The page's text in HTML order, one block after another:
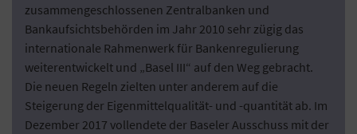
zusammengeschlossenen Zentralbanken und
Bankaufsichtsbehörden im Jahr 2010 sehr zügig das
internationale Rahmenwerk für Bankenregulierung
weiterentwickelt und „Basel III“ auf den Weg gebracht.
Die neuen Regeln zielten unter anderem auf die
Steigerung der Eigenmittelqualität- und -quantität ab. Im
Dezember 2017 vollendete der Baseler Ausschuss mit der